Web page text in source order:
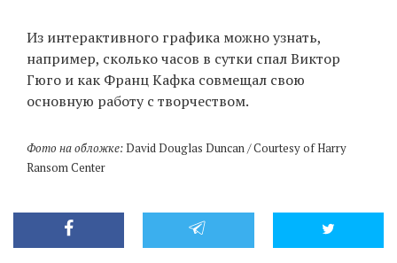
Из интерактивного графика можно узнать,
например, сколько часов в сутки спал Виктор
Гюго и как Франц Кафка совмещал свою
основную работу с творчеством.
Фото на обложке:David Douglas Duncan / Courtesy of Harry
Ransom Center